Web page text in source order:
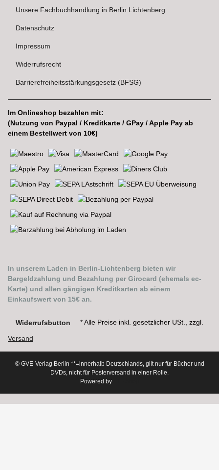
Unsere Fachbuchhandlung in Berlin Lichtenberg
Datenschutz
Impressum
Widerrufsrecht
Barrierefreiheitsstärkungsgesetz (BFSG)
Im Onlineshop bezahlen mit:
(Nutzung von Paypal / Kreditkarte / GPay / Apple Pay ab
einem Bestellwert von 10€)
In unserem Laden in Berlin-Lichtenberg bieten wir
Bargeldzahlung und Bezahlung per Girocard (ehemals ec-
Karte) und allen gängigen Kreditkarten ab einem
Einkaufswert von 15€ an.
Widerrufsbutton * Alle Preise inkl. gesetzlicher USt., zzgl.
Versand
© GVE-Verlag Berlin **=innerhalb Deutschlands, gilt nur für Bücher und
DVDs, nicht für Posterversand in einer Rolle.
Powered by